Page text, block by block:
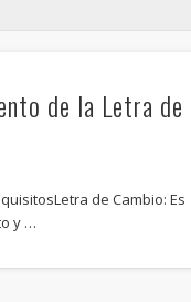
de la Letra de
de Cambio: Es
y …